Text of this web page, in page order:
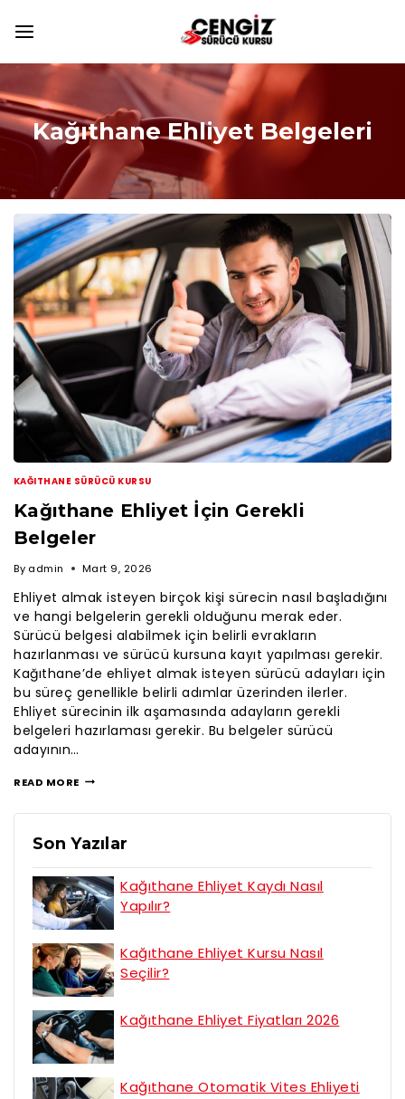
Kağıthane Ehliyet Belgeleri
KAĞITHANE SÜRÜCÜ KURSU
Kağıthane Ehliyet İçin Gerekli
Belgeler
By admin Mart 9, 2026
Ehliyet almak isteyen birçok kişi sürecin nasıl başladığını
ve hangi belgelerin gerekli olduğunu merak eder.
Sürücü belgesi alabilmek için belirli evrakların
hazırlanması ve sürücü kursuna kayıt yapılması gerekir.
Kağıthane’de ehliyet almak isteyen sürücü adayları için
bu süreç genellikle belirli adımlar üzerinden ilerler.
Ehliyet sürecinin ilk aşamasında adayların gerekli
belgeleri hazırlaması gerekir. Bu belgeler sürücü
adayının…
READ MORE
Son Yazılar
Kağıthane Ehliyet Kaydı Nasıl
Yapılır?
Kağıthane Ehliyet Kursu Nasıl
Seçilir?
Kağıthane Ehliyet Fiyatları 2026
Kağıthane Otomatik Vites Ehliyeti